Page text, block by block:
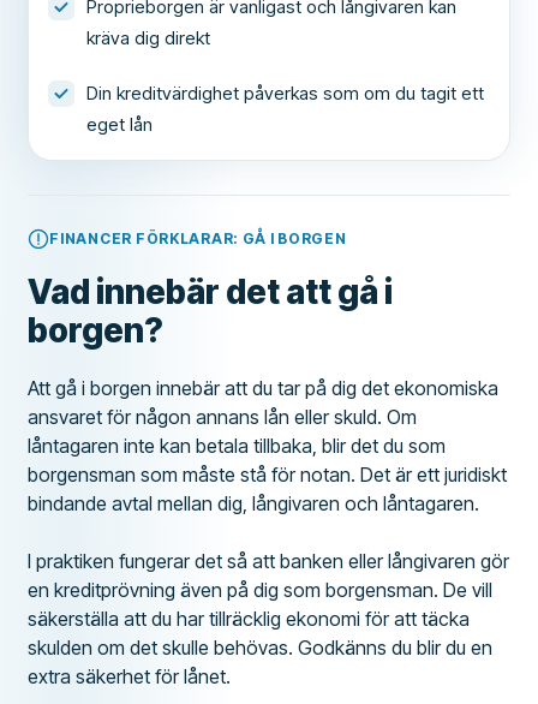
Proprieborgen är vanligast och långivaren kan
kräva dig direkt
Din kreditvärdighet påverkas som om du tagit ett
eget lån
FINANCER FÖRKLARAR: GÅ I BORGEN
Vad innebär det att gå i
borgen?
Att gå i borgen innebär att du tar på dig det ekonomiska
ansvaret för någon annans lån eller skuld. Om
låntagaren inte kan betala tillbaka, blir det du som
borgensman som måste stå för notan. Det är ett juridiskt
bindande avtal mellan dig, långivaren och låntagaren.
I praktiken fungerar det så att banken eller långivaren gör
en kreditprövning även på dig som borgensman. De vill
säkerställa att du har tillräcklig ekonomi för att täcka
skulden om det skulle behövas. Godkänns du blir du en
extra säkerhet för lånet.